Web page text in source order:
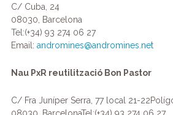
C/ Cuba, 24
08030, Barcelona
Tel:(+34) 93 274 06 27
Email: andromines@andromines.net
Nau PxR reutilització Bon Pastor
C/ Fra Juníper Serra, 77 local 21-